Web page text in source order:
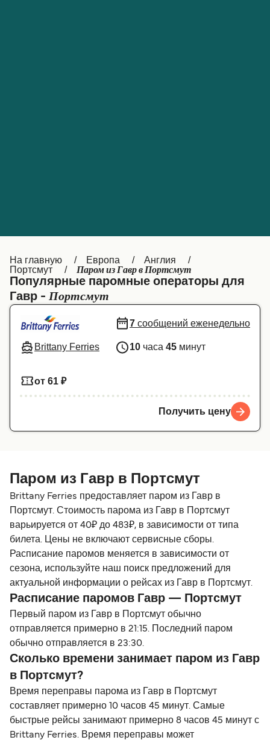
Italia Canada (FR)
Canada België (NL)
Ελλάδα Belgique (FR)
Polska Deutschland
Schweiz (DE)
Україна
На главную Европа
Англия
Портсмут
Паром из Гавр в Портсмут
Популярные паромные операторы для
Гавр - Портсмут
Brittany Ferries
7 сообщений еженедельно
10 часа 45 минут
от 61 ₽
Получить цену
Паром из Гавр в Портсмут
Brittany Ferries предоставляет паром из Гавр в
Портсмут. Стоимость парома из Гавр в Портсмут
варьируется от 40₽ до 483₽, в зависимости от типа
билета. Цены не включают сервисные сборы.
Расписание паромов меняется в зависимости от
сезона, используйте наш поиск предложений для
актуальной информации о рейсах из Гавр в Портсмут.
Расписание паромов Гавр — Портсмут
Первый паром из Гавр в Портсмут обычно
отправляется примерно в 21:15. Последний паром
обычно отправляется в 23:30.
Сколько времени занимает паром из Гавр
в Портсмут?
Время переправы парома из Гавр в Портсмут
составляет примерно 10 часов 45 минут. Самые
быстрые рейсы занимают примерно 8 часов 45 минут с
Brittany Ferries. Время переправы может